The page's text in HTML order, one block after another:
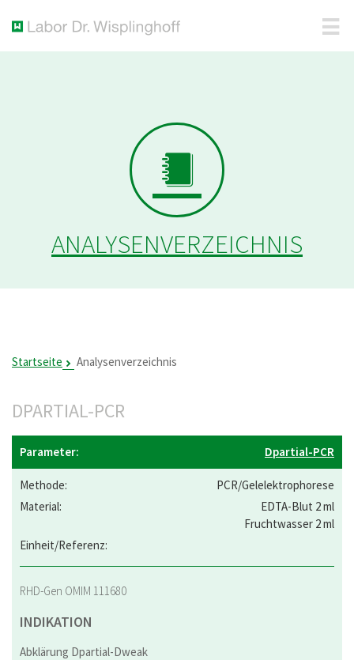
ANALYSENVERZEICHNIS
Startseite Analysenverzeichnis
DPARTIAL-PCR
Dpartial-PCR
PCR/Gelelektrophorese
EDTA-Blut 2 ml
Fruchtwasser 2 ml
RHD-Gen OMIM 111680
INDIKATION
Abklärung Dpartial-Dweak